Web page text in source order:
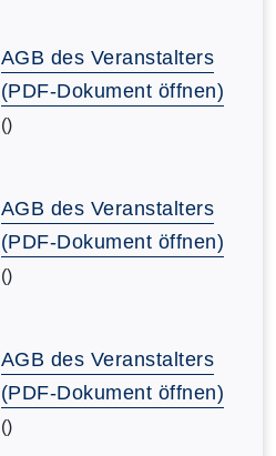
AGB des Veranstalters
(PDF-Dokument öffnen)
()
AGB des Veranstalters
(PDF-Dokument öffnen)
()
AGB des Veranstalters
(PDF-Dokument öffnen)
()